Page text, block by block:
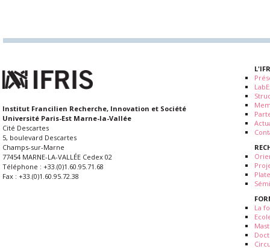
Institut Francilien Recherche, Innovation et Société
Université Paris-Est Marne-la-Vallée
Cité Descartes
5, boulevard Descartes
Champs-sur-Marne
77454 MARNE-LA-VALLÉE Cedex 02
Téléphone : +33.(0)1.60.95.71.68
Fax : +33.(0)1.60.95.72.38
La